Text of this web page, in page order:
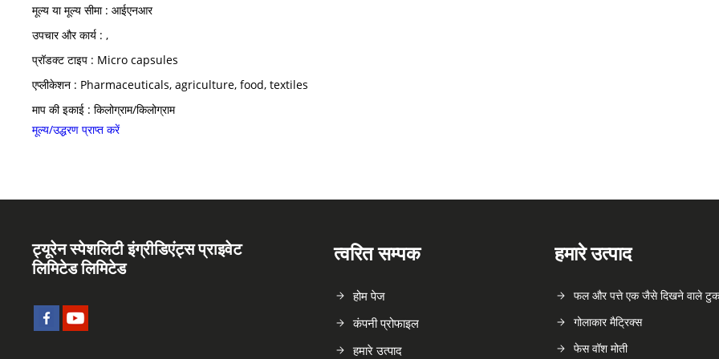
मूल्य या मूल्य सीमा : आईएनआर
उपचार और कार्य : ,
प्रॉडक्ट टाइप : Micro capsules
एप्लीकेशन : Pharmaceuticals, agriculture, food, textiles
माप की इकाई : किलोग्राम/किलोग्राम
मूल्य/उद्धरण प्राप्त करें
ट्यूरेन स्पेशलिटी इंग्रीडिएंट्स प्राइवेट
लिमिटेड लिमिटेड
त्वरित सम्पक
होम पेज
कंपनी प्रोफाइल
हमारे उत्पाद
हमारे उत्पाद
फल और पत्ते एक जैसे दिखने वाले
गोलाकार मैट्रिक्स
फेस वॉश मोती